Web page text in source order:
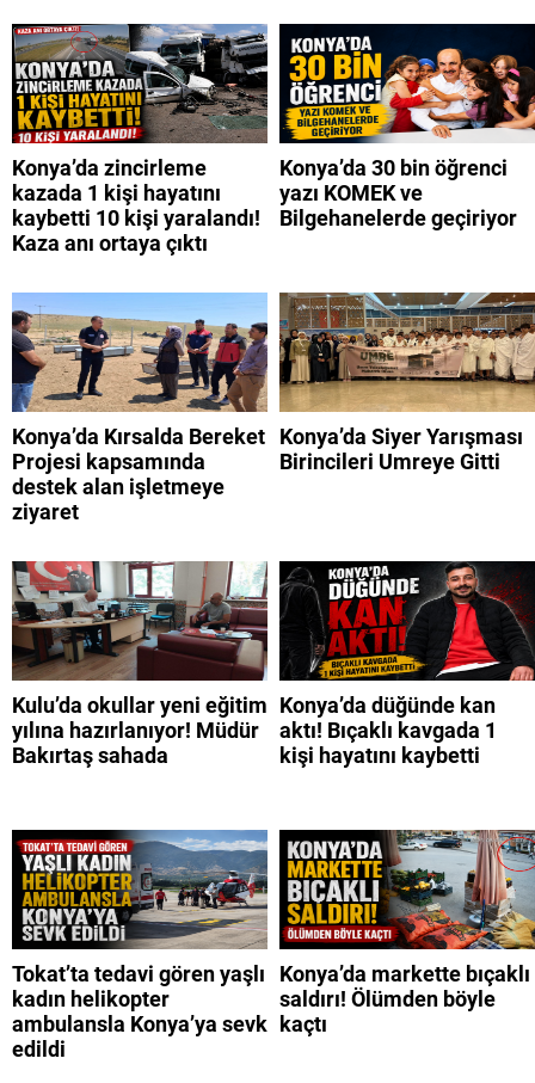
Konya’da zincirleme
kazada 1 kişi hayatını
kaybetti 10 kişi yaralandı!
Kaza anı ortaya çıktı
Konya’da 30 bin öğrenci
yazı KOMEK ve
Bilgehanelerde geçiriyor
Konya’da Kırsalda Bereket
Projesi kapsamında
destek alan işletmeye
ziyaret
Konya’da Siyer Yarışması
Birincileri Umreye Gitti
Kulu’da okullar yeni eğitim
yılına hazırlanıyor! Müdür
Bakırtaş sahada
Konya’da düğünde kan
aktı! Bıçaklı kavgada 1
kişi hayatını kaybetti
Tokat’ta tedavi gören yaşlı
kadın helikopter
ambulansla Konya’ya sevk
edildi
Konya’da markette bıçaklı
saldırı! Ölümden böyle
kaçtı